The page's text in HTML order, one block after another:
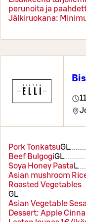
perunoita ja
Jälkiruokana:
Pork TonkatsuGL
Beef BulgogiGL
Soya Honey Pasta L
Asian mushroom
Roasted Vegetables
GL
Asian Vegetable
Dessert: Apple